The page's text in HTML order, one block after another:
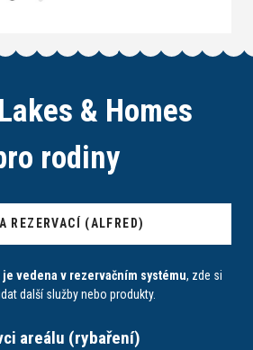
& Homes
ro rodiny
REZERVACÍ (ALFRED)
je vedena v rezervačním systému, zde si
další služby nebo produkty.
areálu (rybaření)